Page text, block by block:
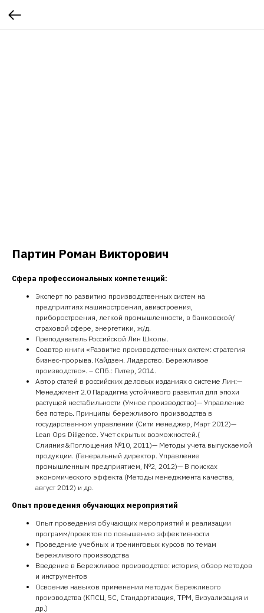
Партин Роман Викторович
Сфера профессиональных компетенций:
Эксперт по развитию производственных систем на
предприятиях машиностроения, авиастроения,
приборостроения, легкой промышленности, в банковской/
страховой сфере, энергетики, ж/д.
Преподаватель Российской Лин Школы.
Соавтор книги «Развитие производственных систем: стратегия
бизнес-прорыва. Кайдзен. Лидерство. Бережливое
производство». – СПб.: Питер, 2014.
Автор статей в российских деловых изданиях о системе Лин:—
Менеджмент 2.0 Парадигма устойчивого развития для эпохи
растущей нестабильности (Умное производство)— Управление
без потерь. Принципы бережливого производства в
государственном управлении (Сити менеджер, Март 2012)—
Lean Ops Diligence. Учет скрытых возможностей.(
Слияния&Поглощения №10, 2011)— Методы учета выпускаемой
продукции. (Генеральный директор. Управление
промышленным предприятием, №2, 2012)— В поисках
экономического эффекта (Методы менеджмента качества,
август 2012) и др.
Опыт проведения обучающих мероприятий
Опыт проведения обучающих мероприятий и реализации
программ/проектов по повышению эффективности
Проведение учебных и тренинговых курсов по темам
Бережливого производства
Введение в Бережливое производство: история, обзор методов
и инструментов
Освоение навыков применения методик Бережливого
производства (КПСЦ, 5С, Стандартизация, ТРМ, Визуализация и
др.)